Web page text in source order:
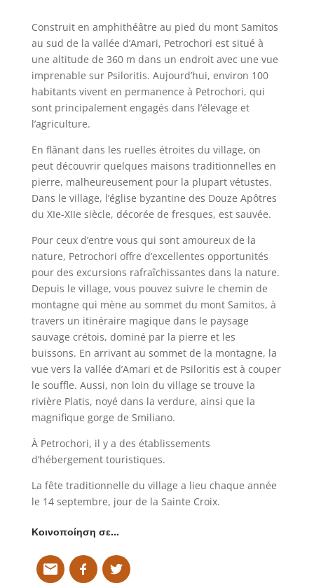
Construit en amphithéâtre au pied du mont Samitos
au sud de la vallée d’Amari, Petrochori est situé à
une altitude de 360 ​​m dans un endroit avec une vue
imprenable sur Psiloritis. Aujourd’hui, environ 100
habitants vivent en permanence à Petrochori, qui
sont principalement engagés dans l’élevage et
l’agriculture.
En flânant dans les ruelles étroites du village, on
peut découvrir quelques maisons traditionnelles en
pierre, malheureusement pour la plupart vétustes.
Dans le village, l’église byzantine des Douze Apôtres
du XIe-XIIe siècle, décorée de fresques, est sauvée.
Pour ceux d’entre vous qui sont amoureux de la
nature, Petrochori offre d’excellentes opportunités
pour des excursions rafraîchissantes dans la nature.
Depuis le village, vous pouvez suivre le chemin de
montagne qui mène au sommet du mont Samitos, à
travers un itinéraire magique dans le paysage
sauvage crétois, dominé par la pierre et les
buissons. En arrivant au sommet de la montagne, la
vue vers la vallée d’Amari et de Psiloritis est à couper
le souffle. Aussi, non loin du village se trouve la
rivière Platis, noyé dans la verdure, ainsi que la
magnifique gorge de Smiliano.
À Petrochori, il y a des établissements
d’hébergement touristiques.
La fête traditionnelle du village a lieu chaque année
le 14 septembre, jour de la Sainte Croix.
Κοινοποίηση σε…